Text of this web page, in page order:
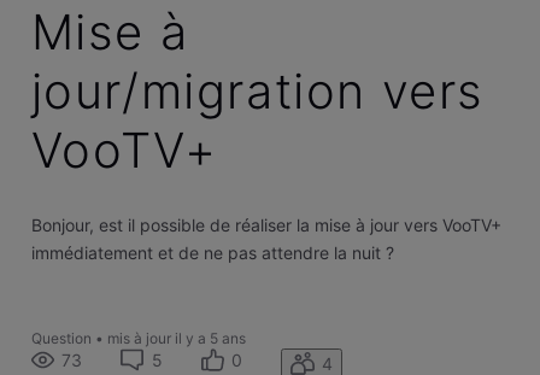
Mise à
jour/migration vers
VooTV+
Bonjour, est il possible de réaliser la mise à jour vers VooTV+
immédiatement et de ne pas attendre la nuit ?
Question • mis à jour il y a 5 ans
73 5 0 4